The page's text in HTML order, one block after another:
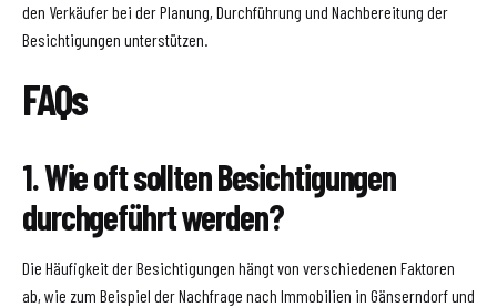
den Verkäufer bei der Planung, Durchführung und Nachbereitung der
Besichtigungen unterstützen.
FAQs
1. Wie oft sollten Besichtigungen
durchgeführt werden?
Die Häufigkeit der Besichtigungen hängt von verschiedenen Faktoren
ab, wie zum Beispiel der Nachfrage nach Immobilien in Gänserndorf und